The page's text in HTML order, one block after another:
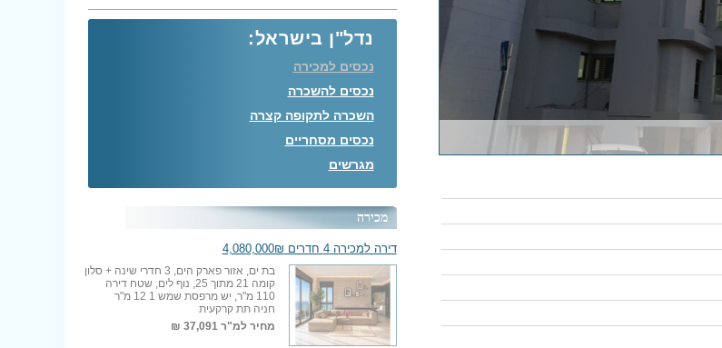
נדל"ן בישראל:
נכסים למכירה
נכסים להשכרה
השכרה לתקופה קצרה
נכסים מסחריים
מגרשים
מכירה
דירה למכירה 4 חדרים 4,080,000₪
בת ים, אזור פארק הים, 3 חדרי שינה + סלון
קומה 21 מתוך 25, נוף לים, שטח דירה
110 מ"ר, יש מרפסת שמש 1 12 מ"ר
חניה תת קרקעית
מחיר למ"ר37,091 ₪